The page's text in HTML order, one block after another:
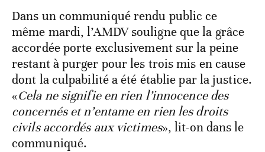
Dans un communiqué rendu public ce
même mardi, l’AMDV souligne que la grâce
accordée porte exclusivement sur la peine
restant à purger pour les trois mis en cause
dont la culpabilité a été établie par la justice.
«Cela ne signifie en rien l’innocence des
concernés et n’entame en rien les droits
civils accordés aux victimes», lit-on dans le
communiqué.